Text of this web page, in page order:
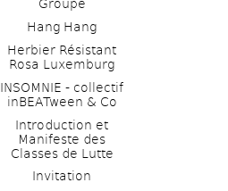
Groupe
Hang Hang
Herbier Résistant
Rosa Luxemburg
INSOMNIE - collectif
inBEATween & Co
Introduction et
Manifeste des
Classes de Lutte
Invitation